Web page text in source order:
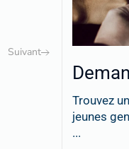
Suivant
Trouvez
jeunes
...